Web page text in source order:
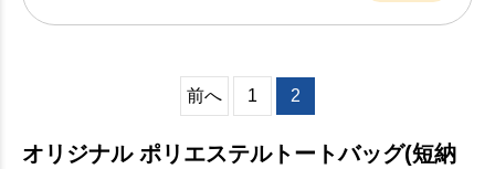
前へ 1 2
オリジナル ポリエステルトートバッグ(短納